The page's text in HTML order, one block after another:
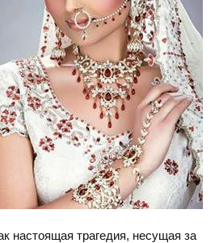
настоящая трагедия, несущая за